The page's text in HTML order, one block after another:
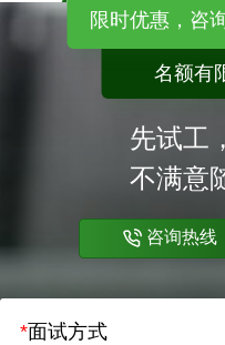
限时优惠，咨
名额有
先试工
不满意
咨询热线
*面试方式